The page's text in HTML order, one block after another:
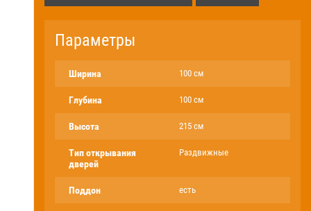
Параметры
Ширина 100 см
Глубина 100 см
Высота 215 см
Тип открывания
дверей
Раздвижные
Поддон есть